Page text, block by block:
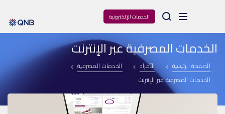
الخدمات الإلكترونية Arama
الخدمات المصرفية عبر الإنترنت
الصفحة الرئيسية الأفراد
الخدمات المصرفية
الخدمات المصرفية عبر الإنترنت